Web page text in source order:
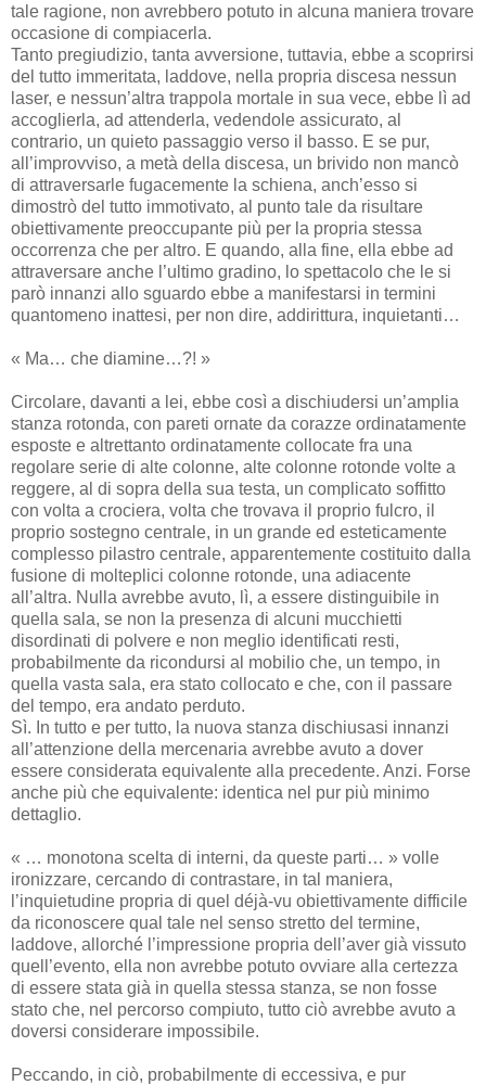
tale ragione, non avrebbero potuto in alcuna maniera trovare
occasione di compiacerla.
Tanto pregiudizio, tanta avversione, tuttavia, ebbe a scoprirsi
del tutto immeritata, laddove, nella propria discesa nessun
laser, e nessun’altra trappola mortale in sua vece, ebbe lì ad
accoglierla, ad attenderla, vedendole assicurato, al
contrario, un quieto passaggio verso il basso. E se pur,
all’improvviso, a metà della discesa, un brivido non mancò
di attraversarle fugacemente la schiena, anch’esso si
dimostrò del tutto immotivato, al punto tale da risultare
obiettivamente preoccupante più per la propria stessa
occorrenza che per altro. E quando, alla fine, ella ebbe ad
attraversare anche l’ultimo gradino, lo spettacolo che le si
parò innanzi allo sguardo ebbe a manifestarsi in termini
quantomeno inattesi, per non dire, addirittura, inquietanti…
« Ma… che diamine…?! »
Circolare, davanti a lei, ebbe così a dischiudersi un’amplia
stanza rotonda, con pareti ornate da corazze ordinatamente
esposte e altrettanto ordinatamente collocate fra una
regolare serie di alte colonne, alte colonne rotonde volte a
reggere, al di sopra della sua testa, un complicato soffitto
con volta a crociera, volta che trovava il proprio fulcro, il
proprio sostegno centrale, in un grande ed esteticamente
complesso pilastro centrale, apparentemente costituito dalla
fusione di molteplici colonne rotonde, una adiacente
all’altra. Nulla avrebbe avuto, lì, a essere distinguibile in
quella sala, se non la presenza di alcuni mucchietti
disordinati di polvere e non meglio identificati resti,
probabilmente da ricondursi al mobilio che, un tempo, in
quella vasta sala, era stato collocato e che, con il passare
del tempo, era andato perduto.
Sì. In tutto e per tutto, la nuova stanza dischiusasi innanzi
all’attenzione della mercenaria avrebbe avuto a dover
essere considerata equivalente alla precedente. Anzi. Forse
anche più che equivalente: identica nel pur più minimo
dettaglio.
« … monotona scelta di interni, da queste parti… » volle
ironizzare, cercando di contrastare, in tal maniera,
l’inquietudine propria di quel déjà-vu obiettivamente difficile
da riconoscere qual tale nel senso stretto del termine,
laddove, allorché l’impressione propria dell’aver già vissuto
quell’evento, ella non avrebbe potuto ovviare alla certezza
di essere stata già in quella stessa stanza, se non fosse
stato che, nel percorso compiuto, tutto ciò avrebbe avuto a
doversi considerare impossibile.
Peccando, in ciò, probabilmente di eccessiva, e pur